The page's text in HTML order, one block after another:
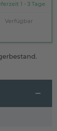
1 - 3 Tage
Verfügbar